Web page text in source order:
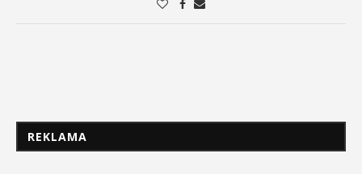
REKLAMA